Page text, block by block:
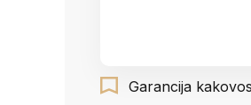
Garancija